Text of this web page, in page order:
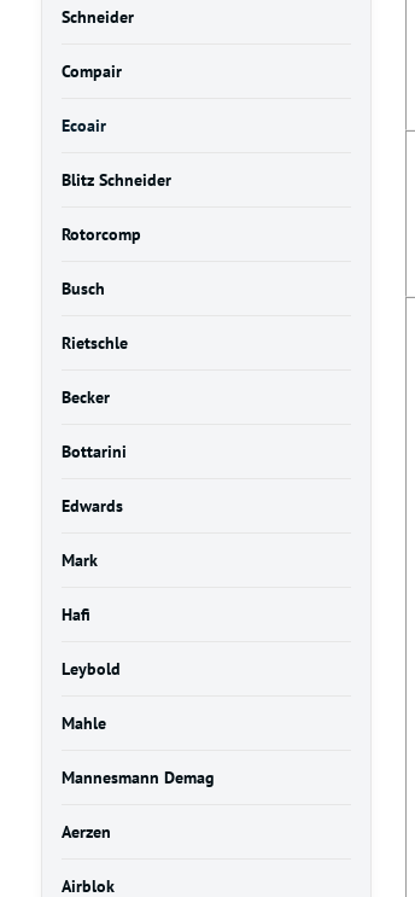
Schneider
Compair
Ecoair
Blitz Schneider
Rotorcomp
Busch
Rietschle
Becker
Bottarini
Edwards
Mark
Hafi
Leybold
Mahle
Mannesmann Demag
Aerzen
Airblok